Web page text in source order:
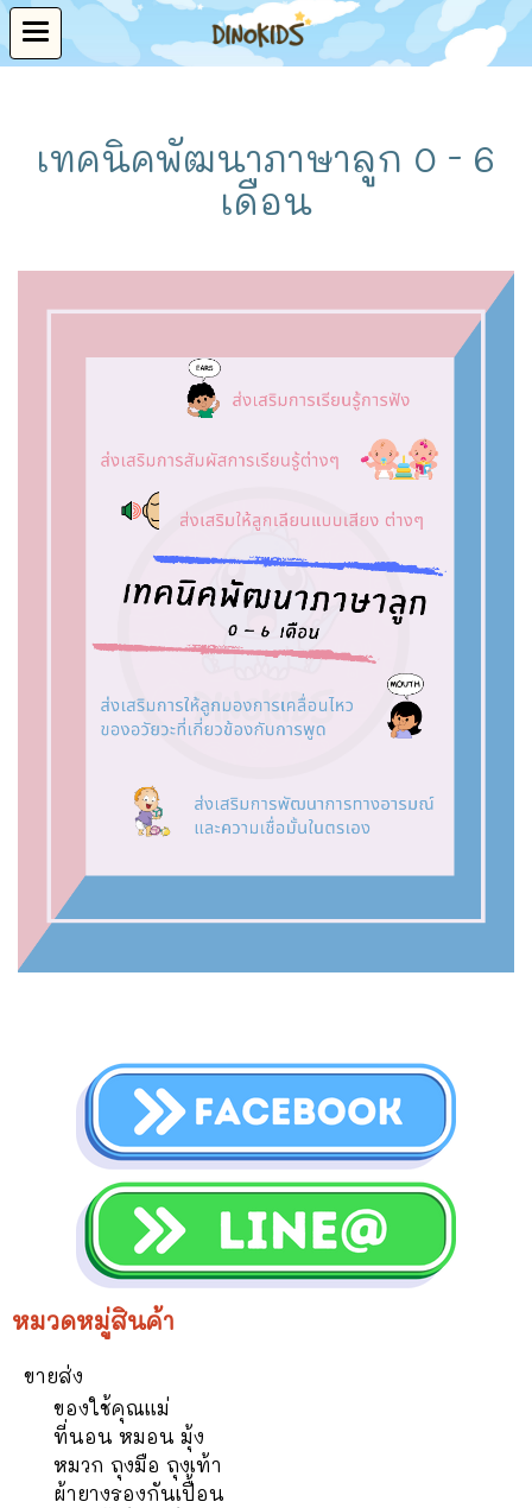
เทคนิคพัฒนาภาษาลูก 0 - 6
เดือน
หมวดหมู่สินค้า
ขายส่ง
ของใช้คุณแม่
ที่นอน หมอน มุ้ง
หมวก ถุงมือ ถุงเท้า
ผ้ายางรองกันเปื้อน